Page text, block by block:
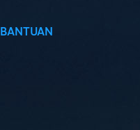
BANTUAN